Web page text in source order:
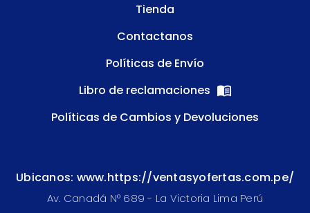
Tienda
Contactanos
Políticas de Envío
Libro de reclamaciones
Políticas de Cambios y Devoluciones
Ubicanos: www.https://ventasyofertas.com.pe/
Av. Canadá N° 689 - La Victoria Lima Perú